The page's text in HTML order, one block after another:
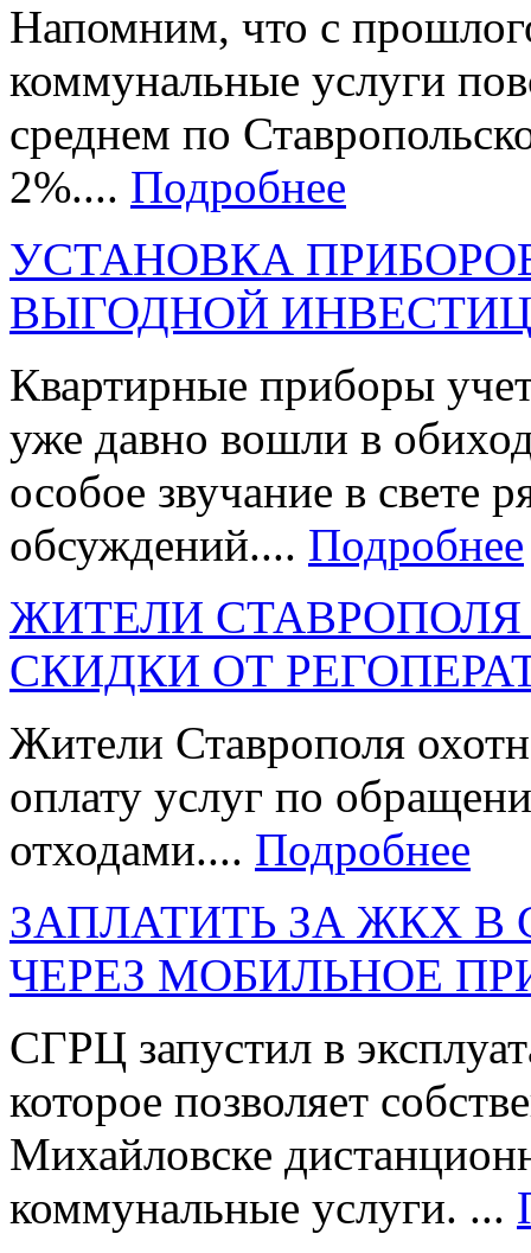
Напомним, что с
коммунальные услуги
среднем по
2%.... Подробнее
УСТАНОВКА
ВЫГОДНОЙ
Квартирные приборы
уже давно вошли в
особое звучание в свете
обсуждений.... Подробнее
ЖИТЕЛИ
СКИДКИ ОТ
Жители Ставрополя
оплату услуг по
отходами.... Подробнее
ЗАПЛАТИТЬ ЗА ЖКХ
ЧЕРЕЗ МОБИЛЬНОЕ
СГРЦ запустил в
которое позволяет
Михайловске
коммунальные услуги. ...